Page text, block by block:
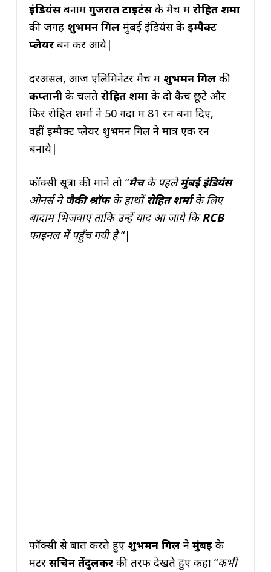
इंडियंसबनाम गुजरात टाइटंसके मैच में रोहित शर्मा
की जगहशुभमन गिलमुंबई इंडियंस के इम्पैक्ट
प्लेयरबन कर आये|
दरअसल, आज एलिमिनेटर मैच में शुभमन गिलकी
कप्तानीके चलते रोहित शर्मा के दो कैच छूटे और
फिर रोहित शर्मा ने 50 गेंदों में 81 रन बना दिए,
वहीं इम्पैक्ट प्लेयर शुभमन गिल ने मात्र एक रन
बनाये|
फॉक्सी सूत्रों की माने तो “मैचके पहलेमुंबई इंडियंस
ओनर्स नेजैकी श्रॉफके हाथोंरोहित शर्माके लिए
बादाम भिजवाए ताकि उन्हें याद आ जाये किRCB
फाइनल में पहुँच गयी है“|
फॉक्सी से बात करते हुए शुभमन गिलने मुंबईके
मेंटर सचिन तेंदुलकरकी तरफ देखते हुए कहा “कभी